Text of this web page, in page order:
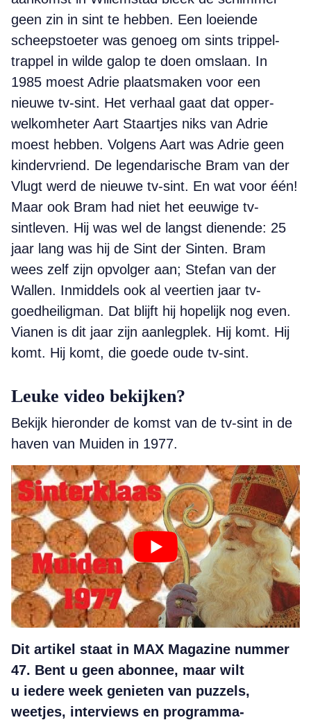
geen zin in sint te hebben. Een loeiende
scheepstoeter was genoeg om sints trippel-
trappel in wilde galop te doen omslaan. In
1985 moest Adrie plaatsmaken voor een
nieuwe tv-sint. Het verhaal gaat dat opper-
welkomheter Aart Staartjes niks van Adrie
moest hebben. Volgens Aart was Adrie geen
kindervriend. De legendarische Bram van der
Vlugt werd de nieuwe tv-sint. En wat voor één!
Maar ook Bram had niet het eeuwige tv-
sintleven. Hij was wel de langst dienende: 25
jaar lang was hij de Sint der Sinten. Bram
wees zelf zijn opvolger aan; Stefan van der
Wallen. Inmiddels ook al veertien jaar tv-
goedheiligman. Dat blijft hij hopelijk nog even.
Vianen is dit jaar zijn aanlegplek. Hij komt. Hij
komt. Hij komt, die goede oude tv-sint.
Leuke video bekijken?
Bekijk hieronder de komst van de tv-sint in de
haven van Muiden in 1977.
Dit artikel staat in MAX Magazine nummer
47. Bent u geen abonnee, maar wilt
u iedere week genieten van puzzels,
weetjes, interviews en programma-